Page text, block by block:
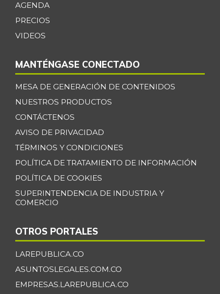
AGENDA
PRECIOS
VIDEOS
MANTÉNGASE CONECTADO
MESA DE GENERACIÓN DE CONTENIDOS
NUESTROS PRODUCTOS
CONTÁCTENOS
AVISO DE PRIVACIDAD
TÉRMINOS Y CONDICIONES
POLÍTICA DE TRATAMIENTO DE INFORMACIÓN
POLÍTICA DE COOKIES
SUPERINTENDENCIA DE INDUSTRIA Y
COMERCIO
OTROS PORTALES
LAREPUBLICA.CO
ASUNTOSLEGALES.COM.CO
EMPRESAS.LAREPUBLICA.CO